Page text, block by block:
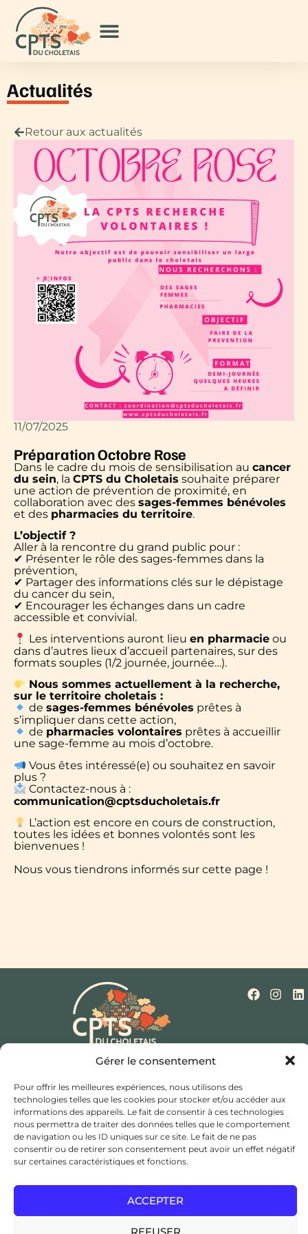
Gérer le consentement
Pour offrir les meilleures expériences, nous utilisons des
technologies telles que les cookies pour stocker et/ou accéder aux
informations des appareils. Le fait de consentir à ces technologies
nous permettra de traiter des données telles que le comportement
de navigation ou les ID uniques sur ce site. Le fait de ne pas
consentir ou de retirer son consentement peut avoir un effet négatif
sur certaines caractéristiques et fonctions.
ACCEPTER
REFUSER
Actualités
Retour aux actualités
11/07/2025
Préparation Octobre Rose
Dans le cadre du mois de sensibilisation au cancer
du sein, la CPTS du Choletais souhaite préparer
une action de prévention de proximité, en
collaboration avec des sages-femmes bénévoles
et des pharmacies du territoire.
L’objectif ?
Aller à la rencontre du grand public pour :
✔ Présenter le rôle des sages-femmes dans la
prévention,
✔ Partager des informations clés sur le dépistage
du cancer du sein,
✔ Encourager les échanges dans un cadre
accessible et convivial.
Les interventions auront lieuen pharmacie ou
dans d’autres lieux d’accueil partenaires, sur des
formats souples (1/2 journée, journée…).
Nous sommes actuellement à la recherche,
sur le territoire choletais :
desages-femmes bénévoles prêtes à
s’impliquer dans cette action,
de pharmacies volontaires prêtes à accueillir
une sage-femme au mois d’octobre.
Vous êtes intéressé(e) ou souhaitez en savoir
plus ?
Contactez-nous à :
communication@cptsducholetais.fr
L’action est encore en cours de construction,
toutes les idées et bonnes volontés sont les
bienvenues !
Nous vous tiendrons informés sur cette page !
Qui sommes-nous ? Nos missions
Contact
Hôtel de ville et d’agglomération,
Rue Saint Bonaventure,
49300 Cholet
JE CHERCHE UN MÉDECIN TRAITANT